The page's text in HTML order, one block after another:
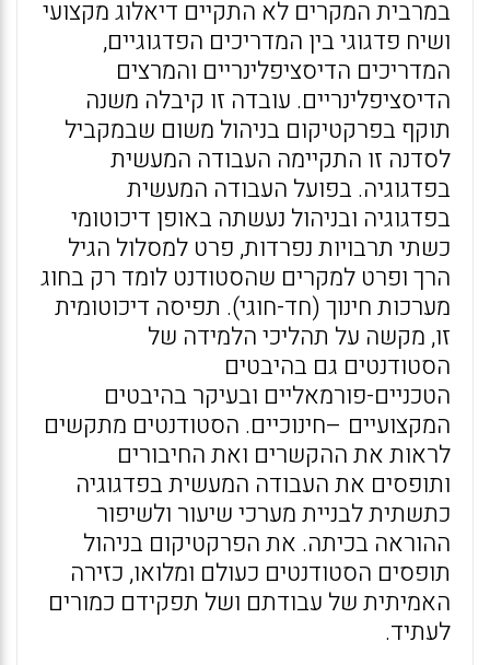
במרבית המקרים לא התקיים דיאלוג מקצועי
ושיח פדגוגי בין המדריכים הפדגוגיים,
המדריכים הדיסציפלינריים והמרצים
הדיסציפלינריים. עובדה זו קיבלה משנה
תוקף בפרקטיקום בניהול משום שבמקביל
לסדנה זו התקיימה העבודה המעשית
בפדגוגיה. בפועל העבודה המעשית
בפדגוגיה ובניהול נעשתה באופן דיכוטומי
כשתי תרבויות נפרדות, פרט למסלול הגיל
הרך ופרט למקרים שהסטודנט לומד רק בחוג
מערכות חינוך (חד-חוגי). תפיסה דיכוטומית
זו, מקשה על תהליכי הלמידה של
הסטודנטים גם בהיבטים
הטכניים-פורמאליים ובעיקר בהיבטים
המקצועיים –חינוכיים. הסטודנטים מתקשים
לראות את ההקשרים ואת החיבורים
ותופסים את העבודה המעשית בפדגוגיה
כתשתית לבניית מערכי שיעור ולשיפור
ההוראה בכיתה. את הפרקטיקום בניהול
תופסים הסטודנטים כעולם ומלואו, כזירה
האמיתית של עבודתם ושל תפקידם כמורים
לעתיד.